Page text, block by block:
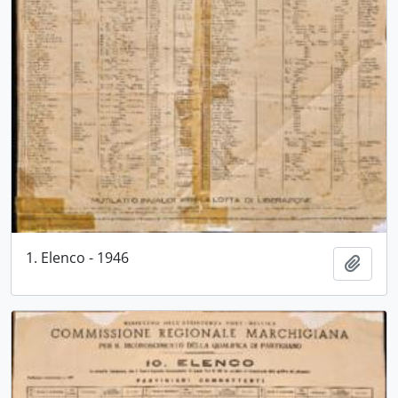
1. Elenco - 1946